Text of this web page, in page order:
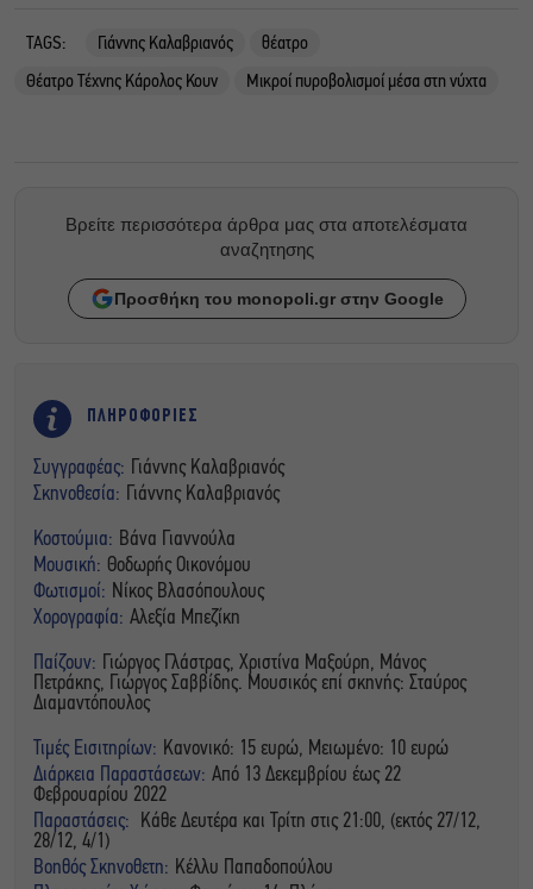
TAGS: Γιάννης Καλαβριανός
θέατρο
Θέατρο Τέχνης Κάρολος Κουν
Μικροί πυροβολισμοί μέσα στη νύχτα
Βρείτε περισσότερα άρθρα μας στα αποτελέσματα
αναζητησης
Προσθήκη του monopoli.gr στην Google
ΠΛΗΡΟΦΟΡΙΕΣ
Συγγραφέας:
Γιάννης Καλαβριανός
Σκηνοθεσία:
Γιάννης Καλαβριανός
Κοστούμια: Βάνα Γιαννούλα
Μουσική: Θοδωρής Οικονόμου
Φωτισμοί: Νίκος Βλασόπουλους
Χορογραφία: Αλεξία Μπεζίκη
Παίζουν:
Γιώργος Γλάστρας, Χριστίνα Μαξούρη, Μάνος
Πετράκης, Γιώργος Σαββίδης. Μουσικός επί σκηνής: Σταύρος
Διαμαντόπουλος
Τιμές Εισιτηρίων: Κανονικό: 15 ευρώ, Μειωμένο: 10 ευρώ
Διάρκεια Παραστάσεων: Από 13 Δεκεμβρίου έως 22
Φεβρουαρίου 2022
Παραστάσεις:
Κάθε Δευτέρα και Τρίτη στις 21:00, (εκτός 27/12,
28/12, 4/1)
Βοηθός Σκηνοθετη: Κέλλυ Παπαδοπούλου